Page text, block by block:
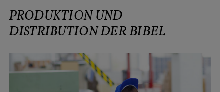
PRODUKTION UND
DISTRIBUTION DER BIBEL